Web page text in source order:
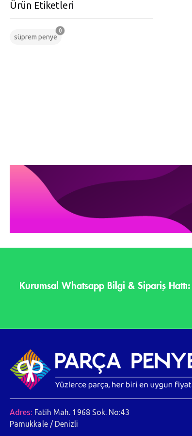
Ürün Etiketleri
0
süprem penye
Kurumsal Whatsapp Bilgi & Sipariş Hattı:
Adres: Fatih Mah. 1968 Sok. No:43
Pamukkale / Denizli